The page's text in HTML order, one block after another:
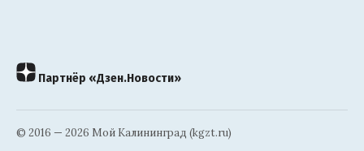
Партнёр «Дзен.Новости»
© 2016 — 2026 Мой Калининград (kgzt.ru)